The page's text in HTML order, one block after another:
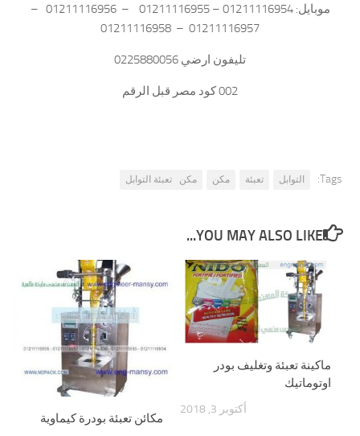
موبايل: 01211116954 – 01211116955 – 01211116956 –
01211116957 – 01211116958
تليفون ارضي 0225880056
002 كود مصر قبل الرقم
Tags: التوابل تعبئة مكن مكن تعبئة التوابل
YOU MAY ALSO LIKE...
مكائن تعبئة بودرة كيماوية
ماكينة تعبئة وتغليف بودر
اوتوماتيك
أكتوبر 3, 2018